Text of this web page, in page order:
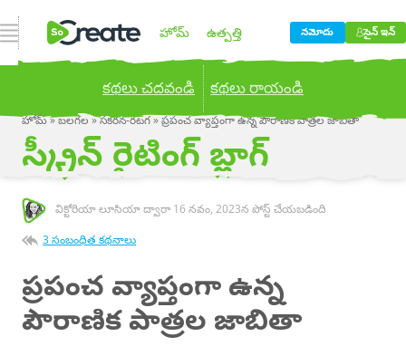
నావిగేషన్ ఓపెన్ చేయండి హోమ్ ఉత్పత్తి
ధర నిర్ణయించడం బ్లాగు
కంపెనీ
నమోదు సైన్ ఇన్
కథలు చదవండి కథలు రాయండి
Publish your stories to a global audience.
now!
హోమ్»బలగల»సకరన-రటగ»ప్రపంచ వ్యాప్తంగా ఉన్న పౌరాణిక పాత్రల జాబితా
స్క్రీన్ రైటింగ్ బ్లాగ్
విక్టోరియా లూసియా ద్వారా 16 నవం, 2023న పోస్ట్ చేయబడింది
3 సంబంధిత కథనాలు
ప్రపంచ వ్యాప్తంగా ఉన్న
పౌరాణిక పాత్రల జాబితా